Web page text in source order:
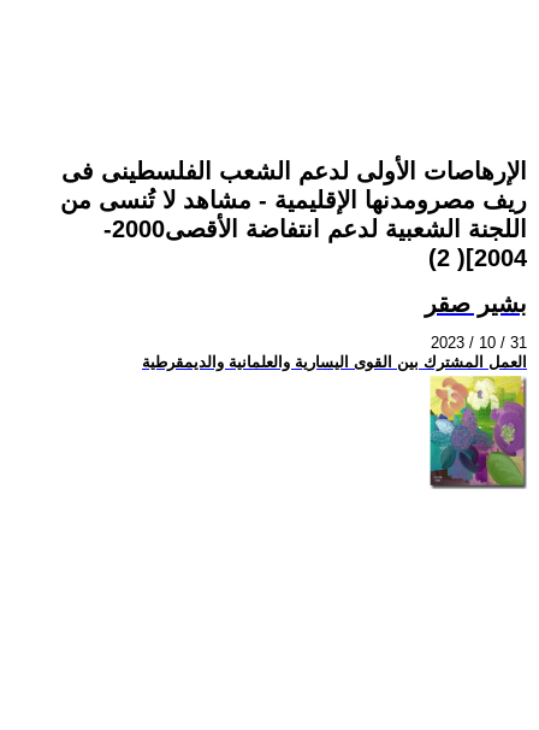
الإرهاصات الأولى لدعم الشعب الفلسطينى فى
ريف مصرومدنها الإقليمية - مشاهد لا تُنسى من
اللجنة الشعبية لدعم انتفاضة الأقصى2000-
2004]( 2)
بشير صقر
2023 / 10 / 31
العمل المشترك بين القوى اليسارية والعلمانية والديمقرطية